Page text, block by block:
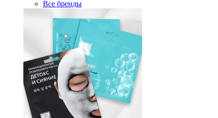
Все бренды